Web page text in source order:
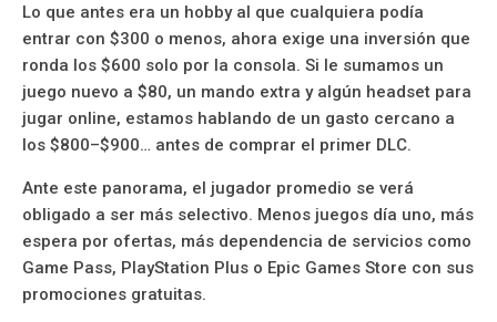
Lo que antes era un hobby al que cualquiera podía
entrar con $300 o menos, ahora exige una inversión que
ronda los $600 solo por la consola. Si le sumamos un
juego nuevo a $80, un mando extra y algún headset para
jugar online, estamos hablando de un gasto cercano a
los $800–$900… antes de comprar el primer DLC.
Ante este panorama, el jugador promedio se verá
obligado a ser más selectivo. Menos juegos día uno, más
espera por ofertas, más dependencia de servicios como
Game Pass, PlayStation Plus o Epic Games Store con sus
promociones gratuitas.